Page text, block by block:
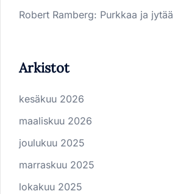
Robert Ramberg: Purkkaa ja jytää
Arkistot
kesäkuu 2026
maaliskuu 2026
joulukuu 2025
marraskuu 2025
lokakuu 2025